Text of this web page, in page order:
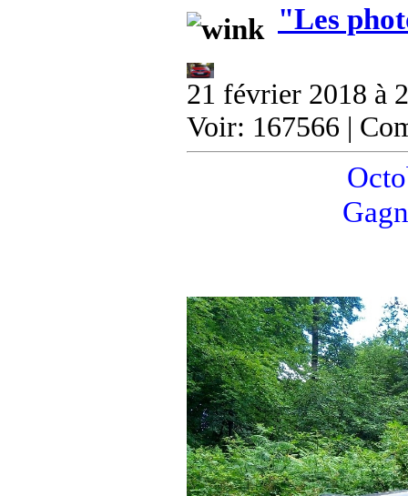
"Les
21 février 2018 à
Voir: 167566 |